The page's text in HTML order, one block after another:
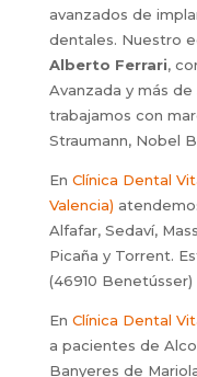
avanzados de
dentales. Nuestro
Alberto Ferrari,
Avanzada y más
trabajamos con
Straumann, Nobel
En Clínica Dental
Valencia)
Alfafar, Sedaví,
Picaña y Torrent.
(46910 Benetússer)
En Clínica Dental
a pacientes de
Banyeres de